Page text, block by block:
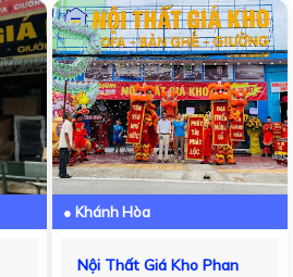
● Khánh Hòa
Nội Thất Giá Kho Phan